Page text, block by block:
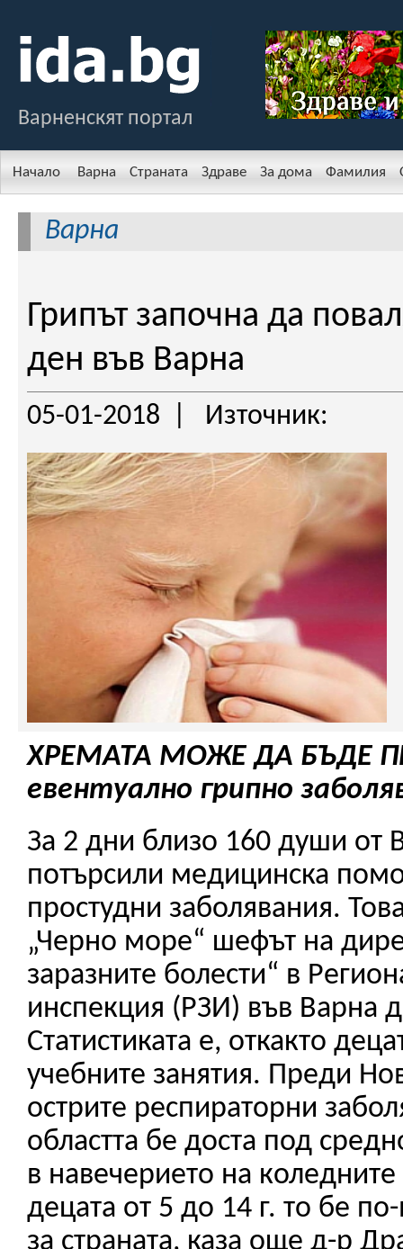
Варненскят портал
Начало Варна Страната Здраве За дома Фамилия
Варна
Грипът започна да
ден във Варна
05-01-2018 | Източник:
ХРЕМАТА МОЖЕ ДА БЪДЕ
евентуално грипно
За 2 дни близо 160 души от
потърсили медицинска
простудни заболявания.
„Черно море“ шефът на
заразните болести“ в
инспекция (РЗИ) във Варна
Статистиката е, откакто
учебните занятия. Преди
острите респираторни
областта бе доста под
в навечерието на
децата от 5 до 14 г. то бе
за страната, каза още д-р